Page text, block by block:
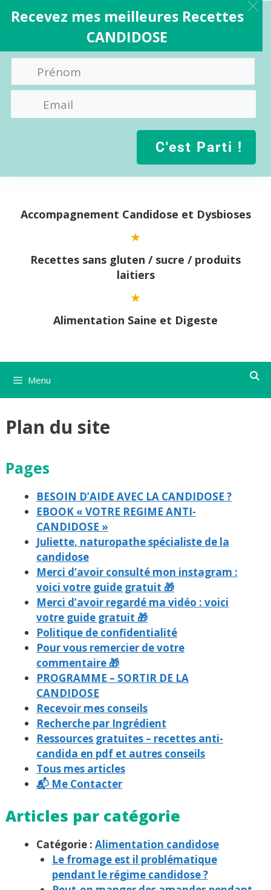
contenuAccompagnement Candidose et Dysbioses
Recettes sans gluten / sucre / produits
laitiers
Alimentation Saine et Digeste
Menu
Plan du site
Pages
BESOIN D’AIDE AVEC LA CANDIDOSE ?
EBOOK « VOTRE REGIME ANTI-
CANDIDOSE »
Juliette, naturopathe spécialiste de la
candidose
Merci d’avoir consulté mon instagram :
voici votre guide gratuit 🎁
Merci d’avoir regardé ma vidéo : voici
votre guide gratuit 🎁
Politique de confidentialité
Pour vous remercier de votre
commentaire 🎁
PROGRAMME – SORTIR DE LA
CANDIDOSE
Recevoir mes conseils
Recherche par Ingrédient
Ressources gratuites – recettes anti-
candida en pdf et autres conseils
Tous mes articles
📬 Me Contacter
Articles par catégorie
Catégorie : Alimentation candidose
Le fromage est il problématique
pendant le régime candidose ?
Recevez mes meilleures Recettes
CANDIDOSE
C'est Parti !